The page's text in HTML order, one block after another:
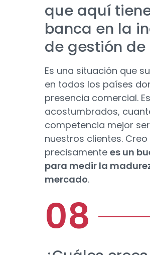
que aquí
banca en la
de gestión de
Es una situación que
en todos los países
presencia comercial.
acostumbrados,
competencia mejor
nuestros clientes.
precisamente es un
para medir la
mercado.